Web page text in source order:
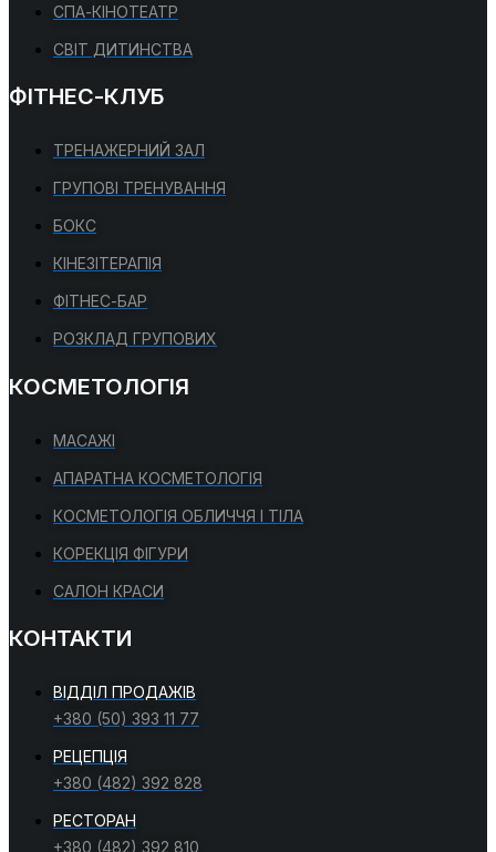
СПА-КІНОТЕАТР
СВІТ ДИТИНСТВА
ФІТНЕС-КЛУБ
ТРЕНАЖЕРНИЙ ЗАЛ
ГРУПОВІ ТРЕНУВАННЯ
БОКС
КІНЕЗІТЕРАПІЯ
ФІТНЕС-БАР
РОЗКЛАД ГРУПОВИХ
КОСМЕТОЛОГІЯ
МАСАЖІ
АПАРАТНА КОСМЕТОЛОГІЯ
КОСМЕТОЛОГІЯ ОБЛИЧЧЯ І ТІЛА
КОРЕКЦІЯ ФІГУРИ
САЛОН КРАСИ
КОНТАКТИ
ВІДДІЛ ПРОДАЖІВ
+380 (50) 393 11 77
РЕЦЕПЦІЯ
+380 (482) 392 828
РЕСТОРАН
+380 (482) 392 810